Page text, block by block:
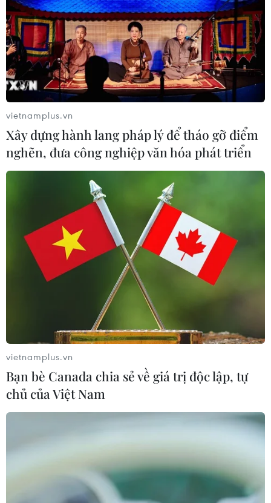
Hơn 20 cán bộ xã ở Hưng Yên lĩnh án tù vì
bán đất trái thẩm quyền
10/05/2019 13:59
Bán đất trái thẩm quyền, làm mất đi quyền quản lý và
quyền sử dụng hợp pháp hơn 20.000m2 đất công, hơn
20 cán bộ xã Lạc Đạo, huyện Văn Lâm, tỉnh Hưng Yên
phải hầu tòa.
vietnamplus.vn
Xây dựng hành lang pháp lý để tháo gỡ điểm
nghẽn, đưa công nghiệp văn hóa phát triển
vietnamplus.vn
Bạn bè Canada chia sẻ về giá trị độc lập, tự
chủ của Việt Nam